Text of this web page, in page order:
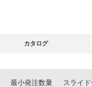
カタログ
最小発注数量 スライ